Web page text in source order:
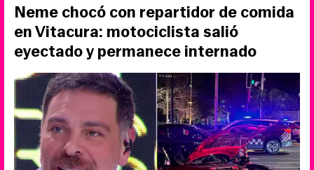
Neme chocó con repartidor de comida
en Vitacura: motociclista salió
eyectado y permanece internado